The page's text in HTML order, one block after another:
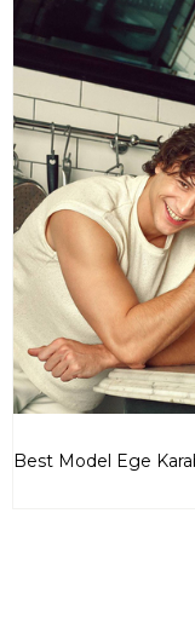
Best Model Ege